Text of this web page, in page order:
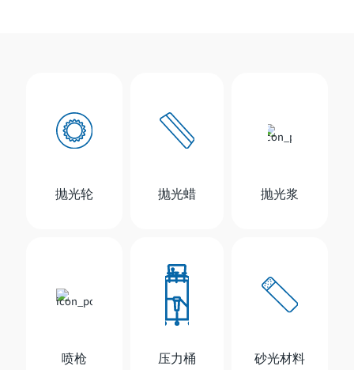
抛光轮 抛光蜡 抛光浆
喷枪 压力桶 砂光材料